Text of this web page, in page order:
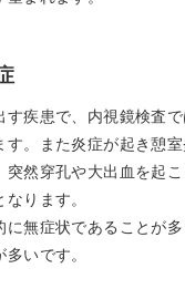
す疾患で、内視鏡検査で
す。また炎症が起き憩
突然穿孔や大出血を起
ります。
に無症状であることが
いです。